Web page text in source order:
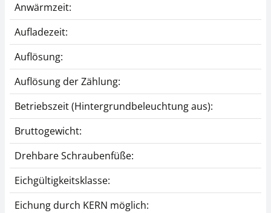
Anwärmzeit:
Aufladezeit:
Auflösung:
Auflösung der Zählung:
Betriebszeit (Hintergrundbeleuchtung aus):
Bruttogewicht:
Drehbare Schraubenfüße:
Eichgültigkeitsklasse:
Eichung durch KERN möglich: